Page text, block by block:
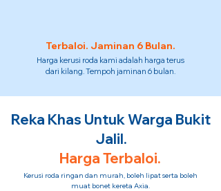
Terbaloi. Jaminan 6 Bulan.
Harga kerusi roda kami adalah harga terus
dari kilang. Tempoh jaminan 6 bulan.
Reka Khas Untuk Warga Bukit
Jalil.
Harga Terbaloi.
Kerusi roda ringan dan murah, boleh lipat serta boleh
muat bonet kereta Axia.